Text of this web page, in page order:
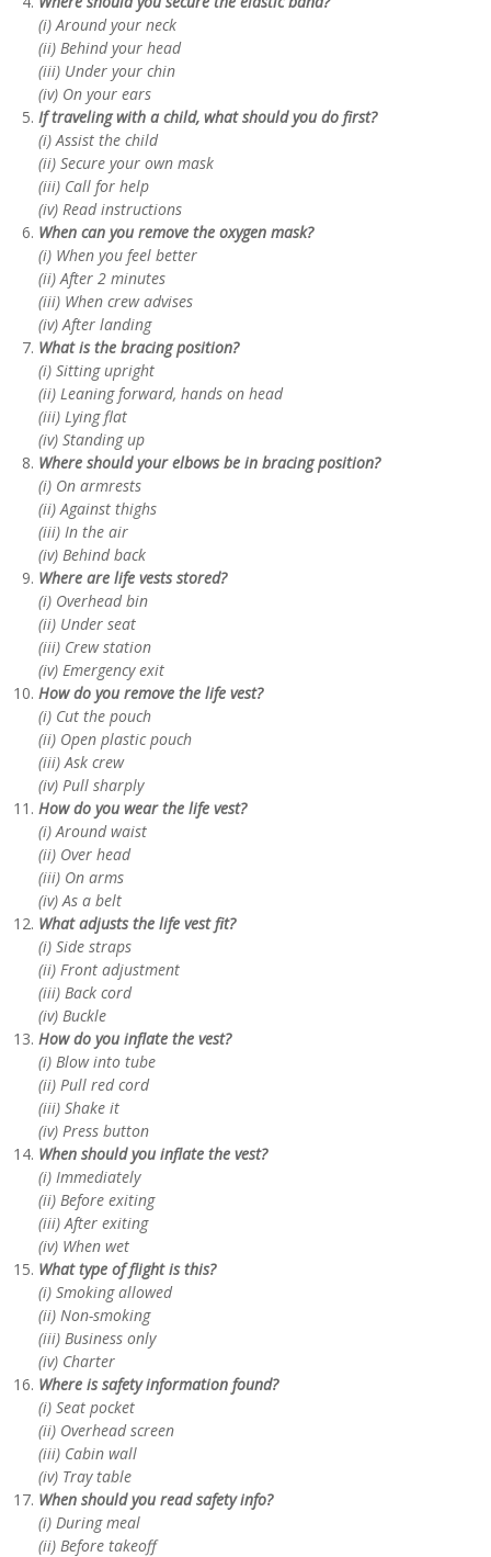
(i) Around your neck
(ii) Behind your head
(iii) Under your chin
(iv) On your ears
If traveling with a child, what should you do first?
(i) Assist the child
(ii) Secure your own mask
(iii) Call for help
(iv) Read instructions
When can you remove the oxygen mask?
(i) When you feel better
(ii) After 2 minutes
(iii) When crew advises
(iv) After landing
What is the bracing position?
(i) Sitting upright
(ii) Leaning forward, hands on head
(iii) Lying flat
(iv) Standing up
Where should your elbows be in bracing position?
(i) On armrests
(ii) Against thighs
(iii) In the air
(iv) Behind back
Where are life vests stored?
(i) Overhead bin
(ii) Under seat
(iii) Crew station
(iv) Emergency exit
How do you remove the life vest?
(i) Cut the pouch
(ii) Open plastic pouch
(iii) Ask crew
(iv) Pull sharply
How do you wear the life vest?
(i) Around waist
(ii) Over head
(iii) On arms
(iv) As a belt
What adjusts the life vest fit?
(i) Side straps
(ii) Front adjustment
(iii) Back cord
(iv) Buckle
How do you inflate the vest?
(i) Blow into tube
(ii) Pull red cord
(iii) Shake it
(iv) Press button
When should you inflate the vest?
(i) Immediately
(ii) Before exiting
(iii) After exiting
(iv) When wet
What type of flight is this?
(i) Smoking allowed
(ii) Non-smoking
(iii) Business only
(iv) Charter
Where is safety information found?
(i) Seat pocket
(ii) Overhead screen
(iii) Cabin wall
(iv) Tray table
When should you read safety info?
(i) During meal
(ii) Before takeoff